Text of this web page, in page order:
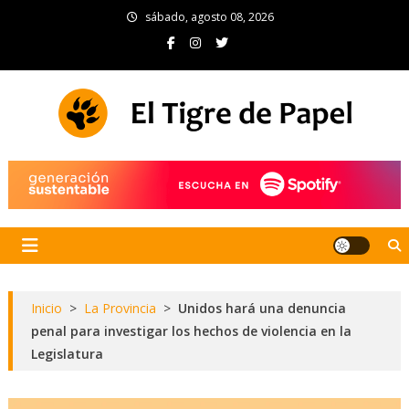
sábado, agosto 08, 2026
Inicio > La Provincia > Unidos hará una denuncia
penal para investigar los hechos de violencia en la
Legislatura